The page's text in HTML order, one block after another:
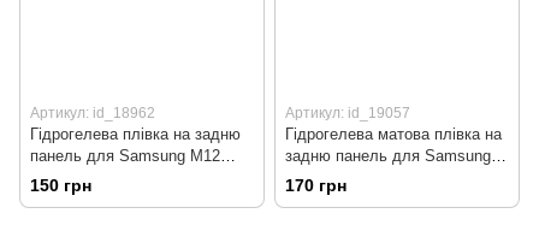
Артикул: id_18962
Гідрогелева плівка на задню
панель для Samsung M12
(M127) захисна протиударна
Mietubl Super-TPU Clear
150 грн
Артикул: id_19057
Гідрогелева матова плівка на
задню панель для Samsung
A12 (A125) Mietubl Matte
170 грн